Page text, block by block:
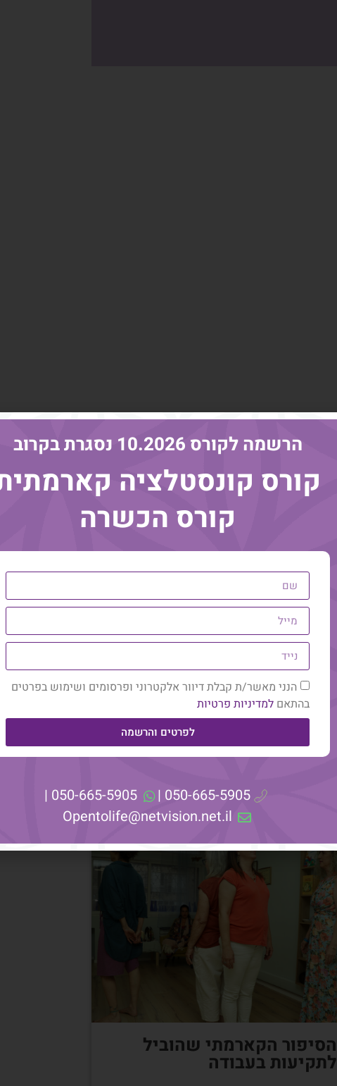
הסיפור הקארמתי שהוביל
לתקיעות בעבודה
הרשמה לקורס 10.2026 נסגרת בקרוב
קורס קונסטלציה
קורס הכשרה
הנני מאשר/ת קבלת דיוור אלקטרוני ופרסומים ושימוש בפרטים
בהתאםלמדיניות פרטיות
לפרטים והרשמה
050-665-5905 |
050-665-5905 |
Opentolife@netvision.net.il